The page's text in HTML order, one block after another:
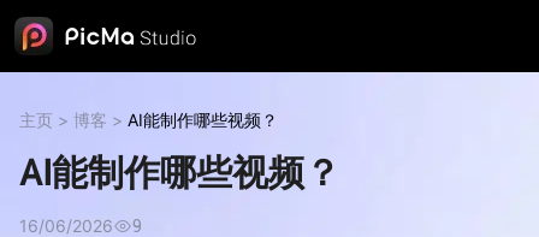
主页 > 博客 > AI能制作哪些视频？
AI能制作哪些视频？
16/06/2026 9